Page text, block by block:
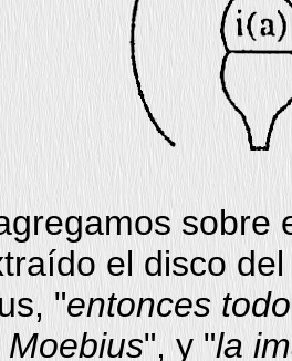
sobre
el disco
"entonces
", y "la